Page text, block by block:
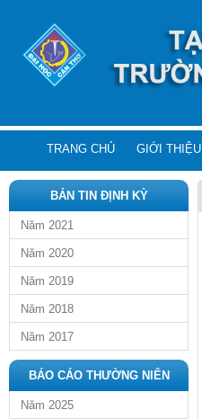
TRANG CHỦ GIỚI THIỆU
BẢN TIN ĐỊNH KỲ
Năm 2021
Năm 2020
Năm 2019
Năm 2018
Năm 2017
BÁO CÁO THƯỜNG NIÊN
Năm 2025